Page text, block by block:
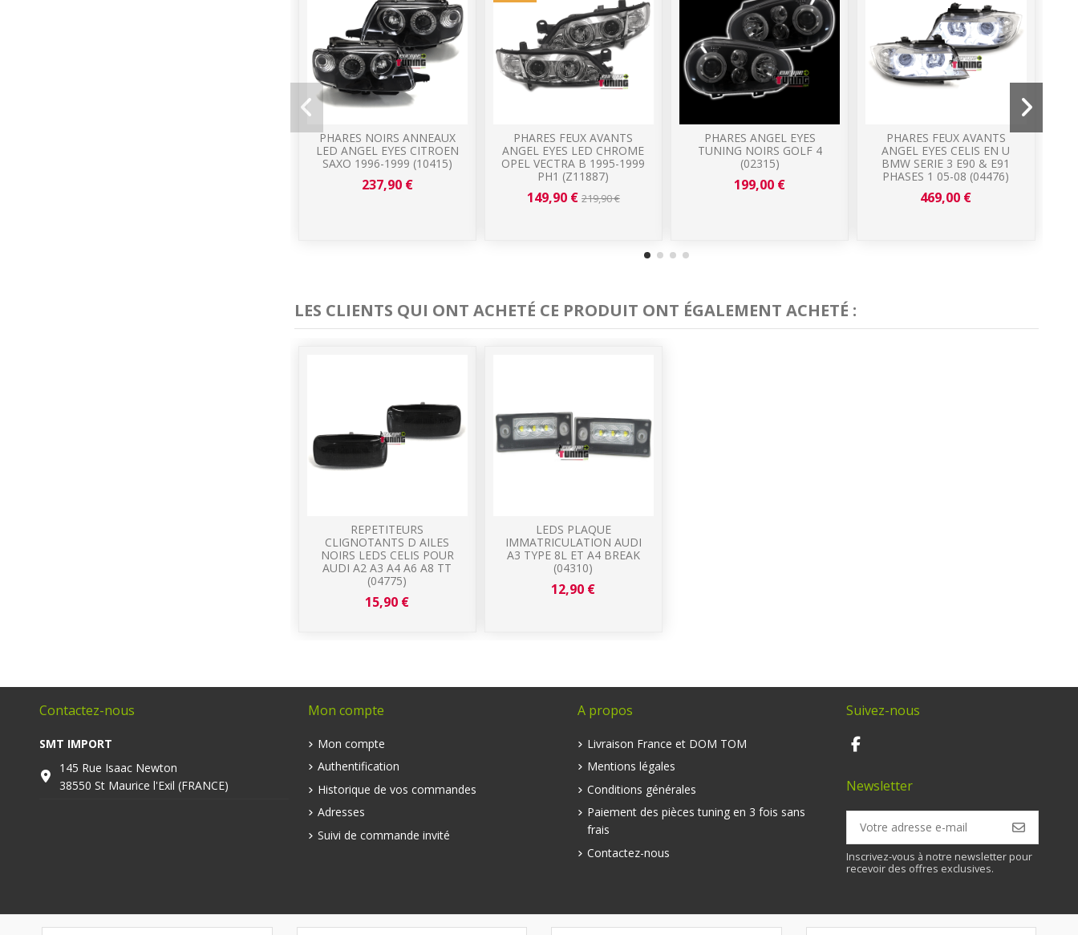
PHARES NOIRS ANNEAUX
LED ANGEL EYES CITROEN
SAXO 1996-1999 (10415)
237,90 €
PHARES FEUX AVANTS
ANGEL EYES LED CHROME
OPEL VECTRA B 1995-1999
PH1 (Z11887)
149,90 € 219,90 €
PHARES ANGEL EYES
TUNING NOIRS GOLF 4
(02315)
199,00 €
PHARES FEUX AVANTS
ANGEL EYES CELIS EN U
BMW SERIE 3 E90 & E91
PHASES 1 05-08 (04476)
469,00 €
LES CLIENTS QUI ONT ACHETÉ CE PRODUIT ONT ÉGALEMENT ACHETÉ :
REPETITEURS
CLIGNOTANTS D AILES
NOIRS LEDS CELIS POUR
AUDI A2 A3 A4 A6 A8 TT
(04775)
15,90 €
LEDS PLAQUE
IMMATRICULATION AUDI
A3 TYPE 8L ET A4 BREAK
(04310)
12,90 €
Contactez-nous
SMT IMPORT
145 Rue Isaac Newton
38550 St Maurice l'Exil (FRANCE)
Mon compte
Mon compte
Authentification
Historique de vos commandes
Adresses
Suivi de commande invité
A propos
Livraison France et DOM TOM
Mentions légales
Conditions générales
Paiement des pièces tuning en 3 fois sans
frais
Contactez-nous
Suivez-nous
Newsletter
Inscrivez-vous à notre newsletter pour
recevoir des offres exclusives.